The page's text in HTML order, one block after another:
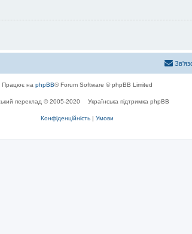
Працює на phpBB® Forum Software © phpBB Limited
переклад © 2005-2020 Українська підтримка phpBB
Конфіденційність | Умови